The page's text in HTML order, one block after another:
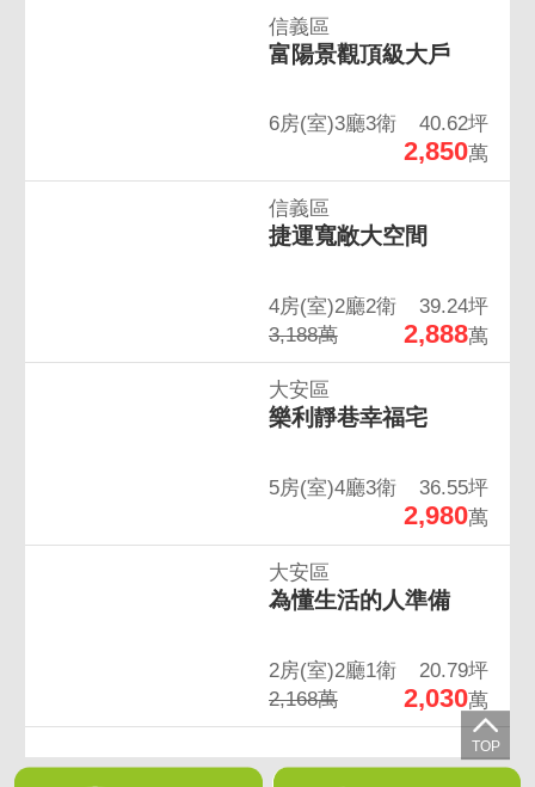
信義區
富陽景觀頂級大戶
6房(室)3廳3衛 40.62坪
2,850萬
信義區
捷運寬敞大空間
4房(室)2廳2衛
39.24坪
3,188萬
2,888萬
大安區
樂利靜巷幸福宅
5房(室)4廳3衛 36.55坪
2,980萬
大安區
為懂生活的人準備
2房(室)2廳1衛
20.79坪
2,168萬
2,030萬